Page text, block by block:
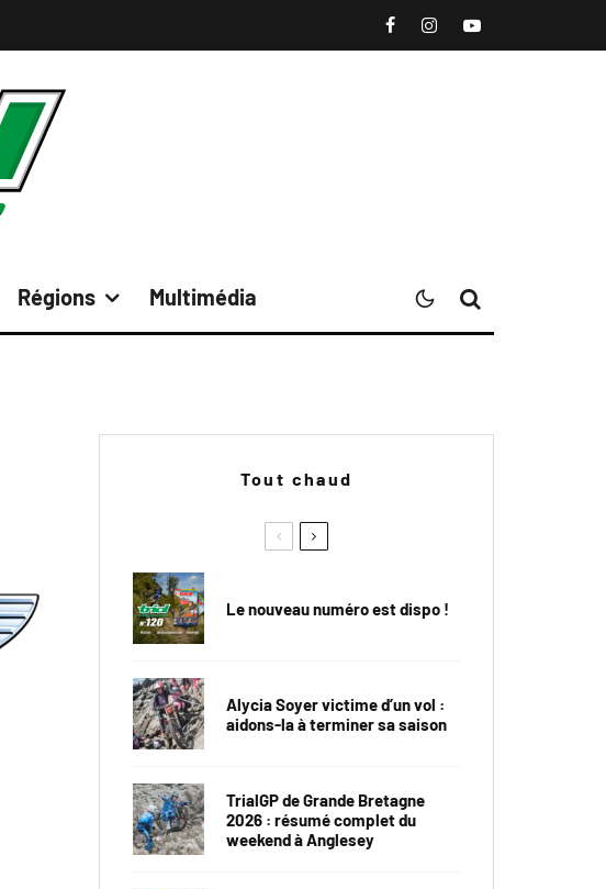
Régions Multimédia
Tout chaud
Le nouveau numéro est dispo !
Alycia Soyer victime d’un vol :
aidons-la à terminer sa saison
TrialGP de Grande Bretagne
2026 : résumé complet du
weekend à Anglesey